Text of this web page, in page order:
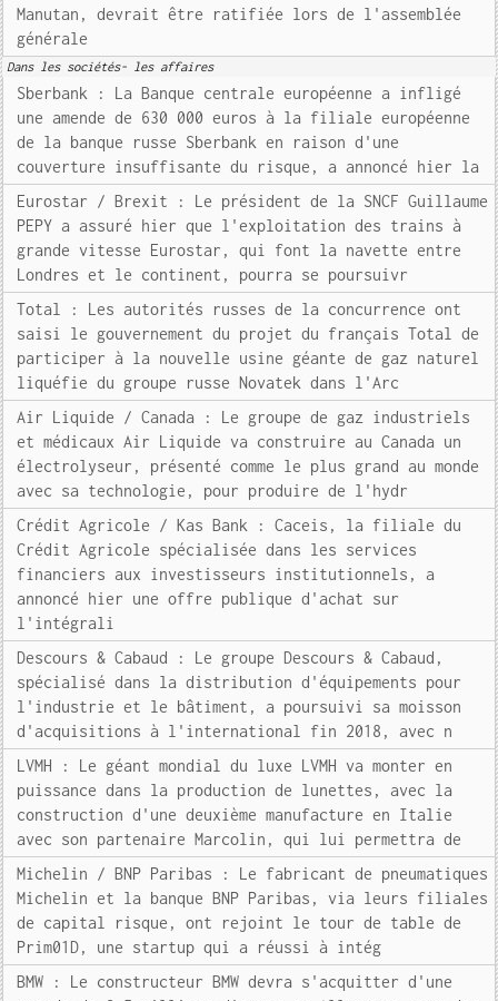
Manutan, devrait être ratifiée lors de l'assemblée
générale
Dans les sociétés- les affaires
Sberbank : La Banque centrale européenne a infligé
une amende de 630 000 euros à la filiale européenne
de la banque russe Sberbank en raison d'une
couverture insuffisante du risque, a annoncé hier la
Eurostar / Brexit : Le président de la SNCF Guillaume
PEPY a assuré hier que l'exploitation des trains à
grande vitesse Eurostar, qui font la navette entre
Londres et le continent, pourra se poursuivr
Total : Les autorités russes de la concurrence ont
saisi le gouvernement du projet du français Total de
participer à la nouvelle usine géante de gaz naturel
liquéfie du groupe russe Novatek dans l'Arc
Air Liquide / Canada : Le groupe de gaz industriels
et médicaux Air Liquide va construire au Canada un
électrolyseur, présenté comme le plus grand au monde
avec sa technologie, pour produire de l'hydr
Crédit Agricole / Kas Bank : Caceis, la filiale du
Crédit Agricole spécialisée dans les services
financiers aux investisseurs institutionnels, a
annoncé hier une offre publique d'achat sur
l'intégrali
Descours & Cabaud : Le groupe Descours & Cabaud,
spécialisé dans la distribution d'équipements pour
l'industrie et le bâtiment, a poursuivi sa moisson
d'acquisitions à l'international fin 2018, avec n
LVMH : Le géant mondial du luxe LVMH va monter en
puissance dans la production de lunettes, avec la
construction d'une deuxième manufacture en Italie
avec son partenaire Marcolin, qui lui permettra de
Michelin / BNP Paribas : Le fabricant de pneumatiques
Michelin et la banque BNP Paribas, via leurs filiales
de capital risque, ont rejoint le tour de table de
Prim01D, une startup qui a réussi à intég
BMW : Le constructeur BMW devra s'acquitter d'une